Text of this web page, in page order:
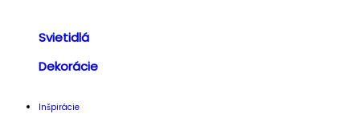
Svietidlá
Dekorácie
Inšpirácie